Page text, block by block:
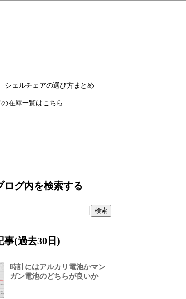
シェルチェアの選び方まとめ
在庫一覧はこちら
ログ内を検索する
事(過去30日)
時計にはアルカリ電池かマン
ガン電池のどちらが良いか